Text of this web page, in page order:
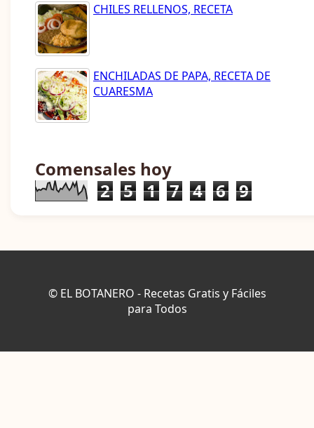
CHILES RELLENOS, RECETA
ENCHILADAS DE PAPA, RECETA DE
CUARESMA
Comensales hoy
2 5 1 7 4 6 9
© EL BOTANERO - Recetas Gratis y Fáciles
para Todos